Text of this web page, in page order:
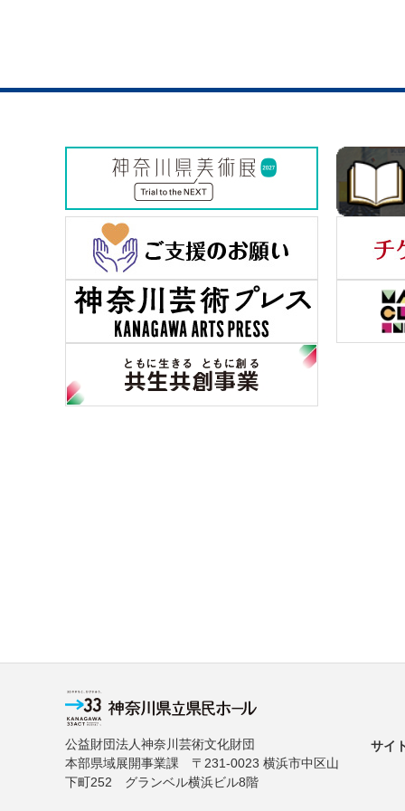
公益財団法人神奈川芸術文化財団
本部県域展開事業課 〒231-0023 横浜市中区山
下町252 グランベル横浜ビル8階
サイ